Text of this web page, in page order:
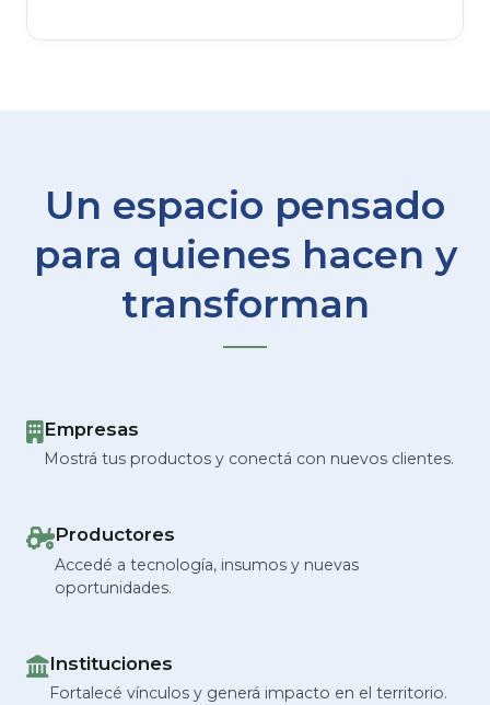
Un espacio pensado
para quienes hacen y
transforman
Empresas
Mostrá tus productos y conectá con nuevos clientes.
Productores
Accedé a tecnología, insumos y nuevas
oportunidades.
Instituciones
Fortalecé vínculos y generá impacto en el territorio.